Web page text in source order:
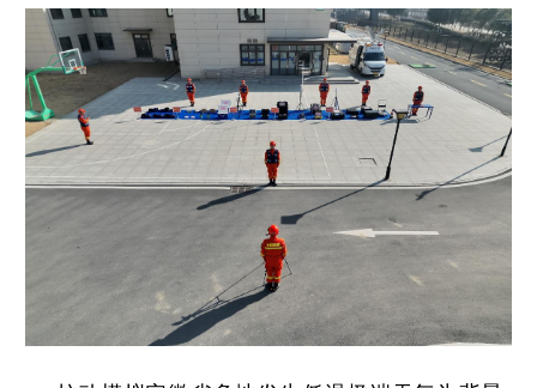
食品 信息化 数字经济
学术中国 乡村振兴 银龄 溯源中国
城市 旅游 能源 会展
彩票 娱乐 时尚 悦读
公益 亚太网 上市公司